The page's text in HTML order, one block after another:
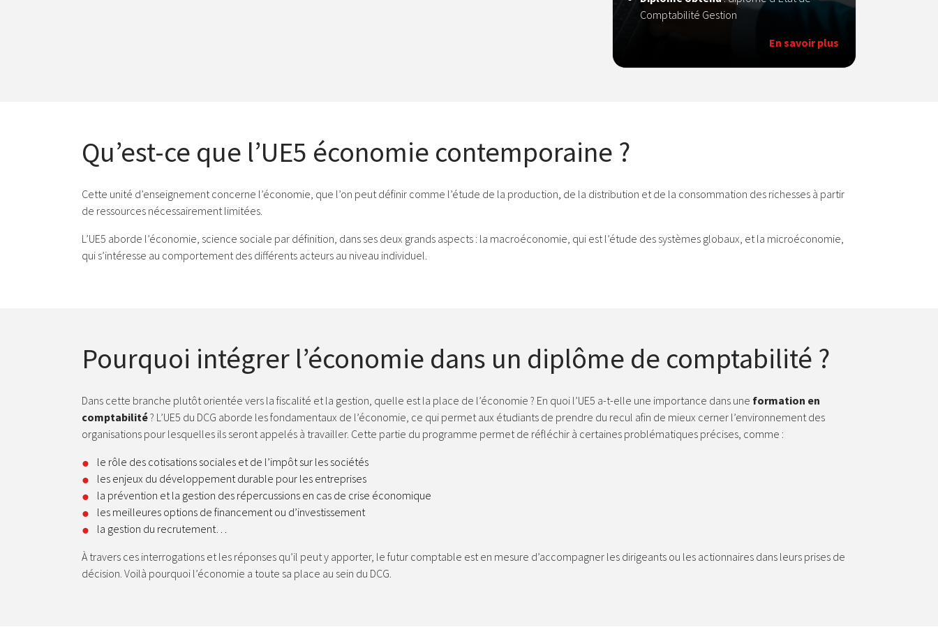
Comptabilité Gestion
En savoir plus
Qu’est-ce que l’UE5 économie contemporaine ?
Cette unité d’enseignement concerne l’économie, que l’on peut définir comme l’étude de la production, de la distribution et de la consommation des richesses à partir
de ressources nécessairement limitées.
L’UE5 aborde l’économie, science sociale par définition, dans ses deux grands aspects : la macroéconomie, qui est l’étude des systèmes globaux, et la microéconomie,
qui s’intéresse au comportement des différents acteurs au niveau individuel.
Pourquoi intégrer l’économie dans un diplôme de comptabilité ?
Dans cette branche plutôt orientée vers la fiscalité et la gestion, quelle est la place de l’économie ? En quoi l’UE5 a-t-elle une importance dans une formation en
comptabilité? L’UE5 du DCG aborde les fondamentaux de l’économie, ce qui permet aux étudiants de prendre du recul afin de mieux cerner l’environnement des
organisations pour lesquelles ils seront appelés à travailler. Cette partie du programme permet de réfléchir à certaines problématiques précises, comme :
le rôle des cotisations sociales et de l’impôt sur les sociétés
les enjeux du développement durable pour les entreprises
la prévention et la gestion des répercussions en cas de crise économique
les meilleures options de financement ou d’investissement
la gestion du recrutement…
À travers ces interrogations et les réponses qu’il peut y apporter, le futur comptable est en mesure d’accompagner les dirigeants ou les actionnaires dans leurs prises de
décision. Voilà pourquoi l’économie a toute sa place au sein du DCG.